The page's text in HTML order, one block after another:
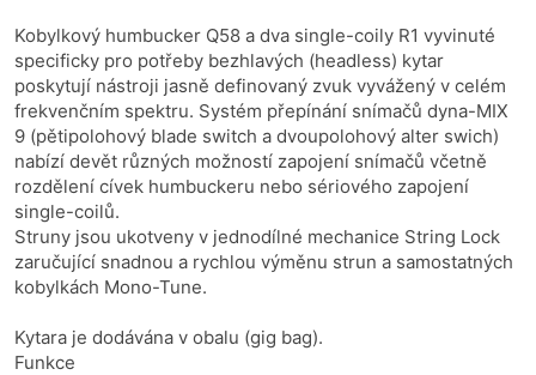
Kobylkový humbucker Q58 a dva single-coily R1 vyvinuté
specificky pro potřeby bezhlavých (headless) kytar
poskytují nástroji jasně definovaný zvuk vyvážený v celém
frekvenčním spektru. Systém přepínání snímačů dyna-MIX
9 (pětipolohový blade switch a dvoupolohový alter swich)
nabízí devět různých možností zapojení snímačů včetně
rozdělení cívek humbuckeru nebo sériového zapojení
single-coilů.
Struny jsou ukotveny v jednodílné mechanice String Lock
zaručující snadnou a rychlou výměnu strun a samostatných
kobylkách Mono-Tune.
Kytara je dodávána v obalu (gig bag).
Funkce